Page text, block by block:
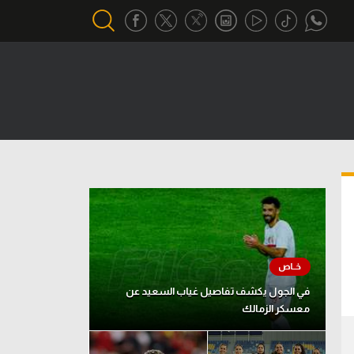
تحقيق في الجول
تقرير في الجول
تحليل في الجول
حكايات في الجول
كويز في الجول
فيديو في الجول
في الجول يكشف تفاصيل غياب السعيد عن
معسكر الزمالك